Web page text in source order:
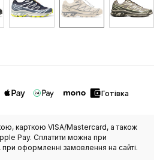
Готівка
карткою VISA/Mastercard, а також
Pay. Сплатити можна при
оформленні замовлення на сайті.